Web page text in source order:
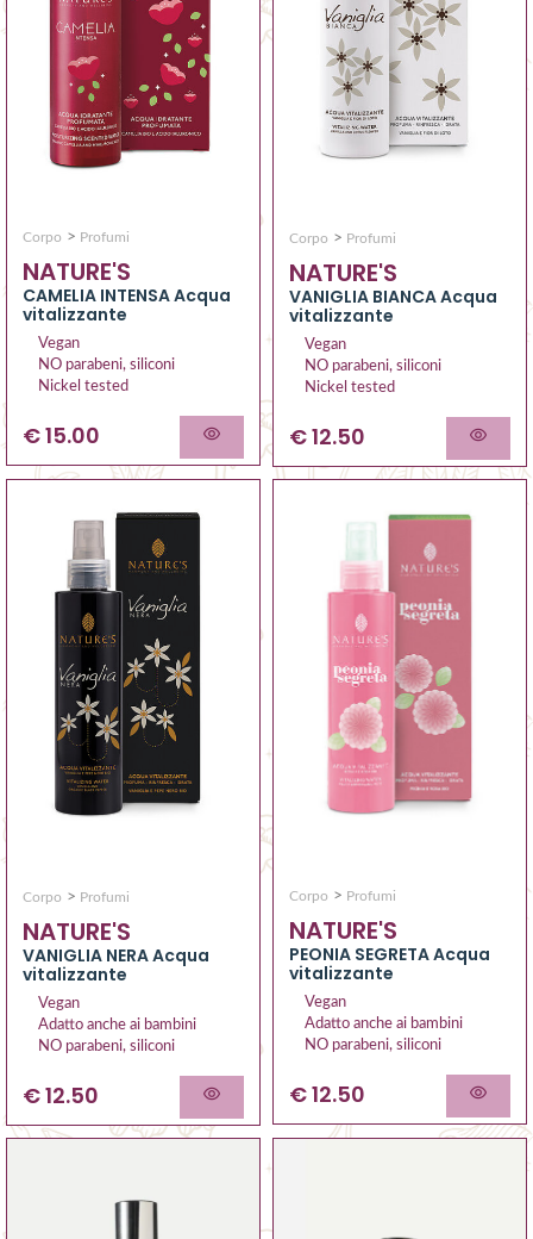
Corpo > Profumi
NATURE'S
CAMELIA INTENSA Acqua
vitalizzante
Vegan
NO parabeni, siliconi
Nickel tested
€ 15.00
Corpo > Profumi
NATURE'S
VANIGLIA BIANCA Acqua
vitalizzante
Vegan
NO parabeni, siliconi
Nickel tested
€ 12.50
Corpo > Profumi
NATURE'S
VANIGLIA NERA Acqua
vitalizzante
Vegan
Adatto anche ai bambini
NO parabeni, siliconi
€ 12.50
Corpo > Profumi
NATURE'S
PEONIA SEGRETA Acqua
vitalizzante
Vegan
Adatto anche ai bambini
NO parabeni, siliconi
€ 12.50